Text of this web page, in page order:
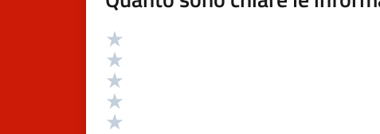
Valutazione